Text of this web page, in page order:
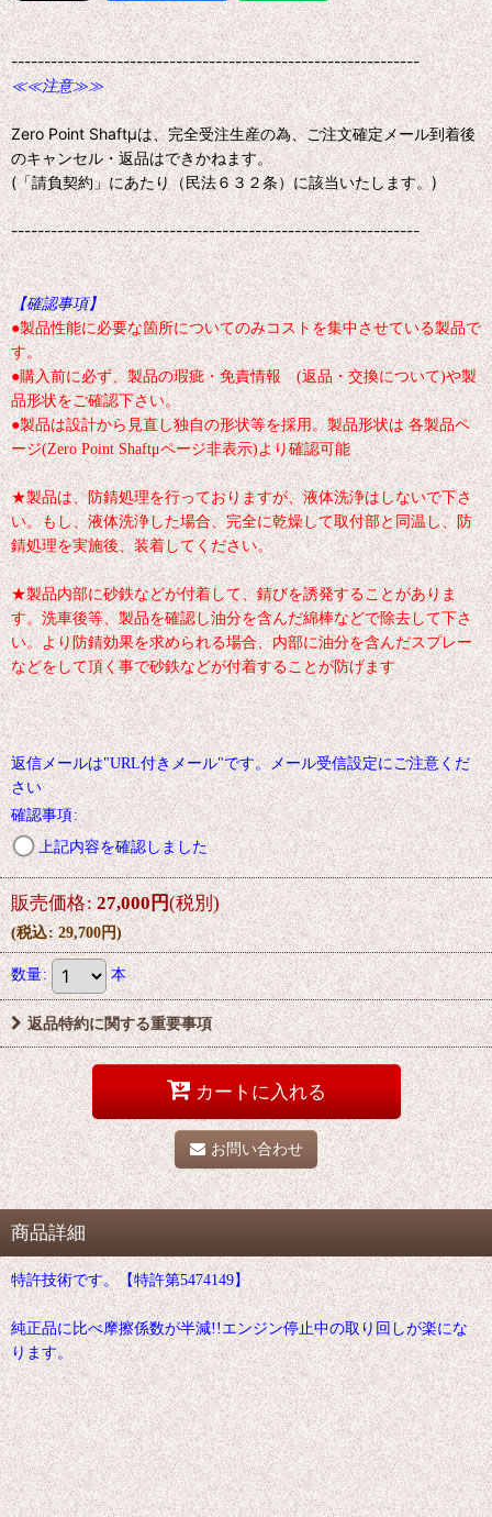
--------------------------------------------------------------
≪≪注意≫≫
Zero Point Shaftμは、完全受注生産の為、ご注文確定メール到着後
のキャンセル・返品はできかねます。
(「請負契約」にあたり（民法６３２条）に該当いたします。)
--------------------------------------------------------------
【確認事項】
●製品性能に必要な箇所についてのみコストを集中させている製品で
す。
●購入前に必ず、製品の瑕疵・免責情報 (返品・交換について)や製
品形状をご確認下さい。
●製品は設計から見直し独自の形状等を採用。製品形状は 各製品ペ
ージ(Zero Point Shaftμページ非表示)より確認可能
★製品は、防錆処理を行っておりますが、液体洗浄はしないで下さ
い。もし、液体洗浄した場合、完全に乾燥して取付部と同温し、防
錆処理を実施後、装着してください。
★製品内部に砂鉄などが付着して、錆びを誘発することがありま
す。洗車後等、製品を確認し油分を含んだ綿棒などで除去して下さ
い。より防錆効果を求められる場合、内部に油分を含んだスプレー
などをして頂く事で砂鉄などが付着することが防げます
返信メールは"URL付きメール"です。メール受信設定にご注意くだ
さい
確認事項:
上記内容を確認しました
販売価格: 27,000円(税別)
(税込: 29,700円)
数量: 本
返品特約に関する重要事項
カートに入れる
お問い合わせ
商品詳細
特許技術です。【特許第5474149】
純正品に比べ摩擦係数が半減!!エンジン停止中の取り回しが楽にな
ります。